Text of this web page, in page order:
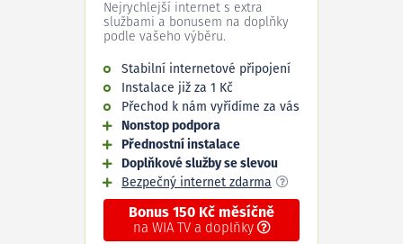
Nejrychlejší internet s extra
službami a bonusem na doplňky
podle vašeho výběru.
Stabilní internetové připojení
Instalace již za 1 Kč
Přechod k nám vyřídíme za vás
Nonstop podpora
Přednostní instalace
Doplňkové služby se slevou
Bezpečný internet zdarma
Bonus 150 Kč měsíčně
na WIA TV a doplňky